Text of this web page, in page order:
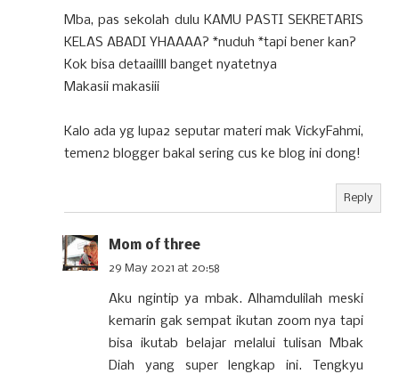
Mba, pas sekolah dulu KAMU PASTI SEKRETARIS
KELAS ABADI YHAAAA? *nuduh *tapi bener kan?
Kok bisa detaaillll banget nyatetnya
Makasii makasiii
Kalo ada yg lupa2 seputar materi mak VickyFahmi,
temen2 blogger bakal sering cus ke blog ini dong!
Reply
Mom of three
29 May 2021 at 20:58
Aku ngintip ya mbak. Alhamdulilah meski
kemarin gak sempat ikutan zoom nya tapi
bisa ikutab belajar melalui tulisan Mbak
Diah yang super lengkap ini. Tengkyu